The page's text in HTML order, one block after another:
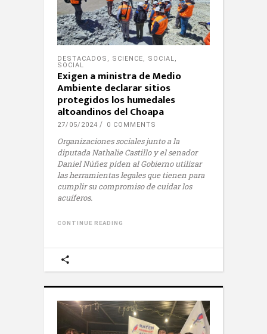
DESTACADOS SCIENCE SOCIAL
SOCIAL
Exigen a ministra de Medio
Ambiente declarar sitios
protegidos los humedales
altoandinos del Choapa
27/05/2024 0 COMMENTS
Organizaciones sociales junto a la
diputada Nathalie Castillo y el senador
Daniel Núñez piden al Gobierno utilizar
las herramientas legales que tienen para
cumplir su compromiso de cuidar los
acuíferos.
CONTINUE READING